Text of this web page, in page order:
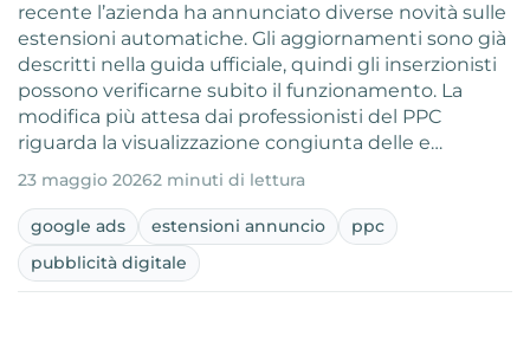
recente l’azienda ha annunciato diverse novità sulle
estensioni automatiche. Gli aggiornamenti sono già
descritti nella guida ufficiale, quindi gli inserzionisti
possono verificarne subito il funzionamento. La
modifica più attesa dai professionisti del PPC
riguarda la visualizzazione congiunta delle e…
23 maggio 20262 minuti di lettura
google ads estensioni annuncio
ppc
pubblicità digitale